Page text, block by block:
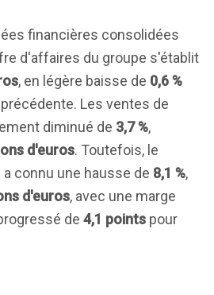
financières consolidées
d'affaires du groupe s'établit
, en légère baisse de 0,6 %
Les ventes de
diminué de 3,7 %,
d'euros. Toutefois, le
connu une hausse de 8,1 %,
d'euros, avec une marge
de 4,1 points pour